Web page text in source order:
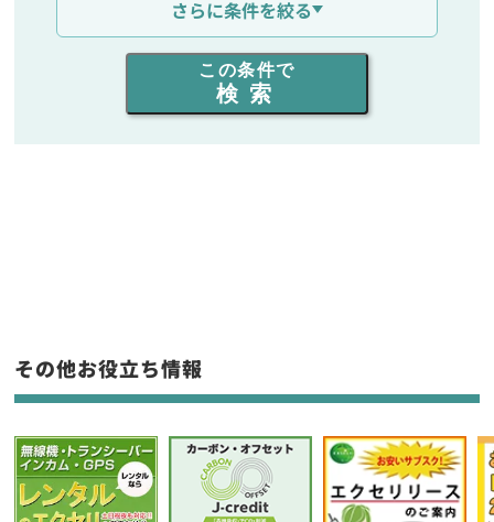
出力を選ぶ
同時通話人数を選ぶ
フリーワード入力(製品名等)
選択条件をリセット
さらに条件を絞る
この条件で
検索
その他お役立ち情報